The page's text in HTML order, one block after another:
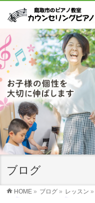
ブログ
HOME » ブログ » レッスン »